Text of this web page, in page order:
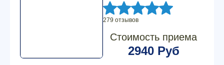
279 отзывов
Стоимость приема
2940 Руб